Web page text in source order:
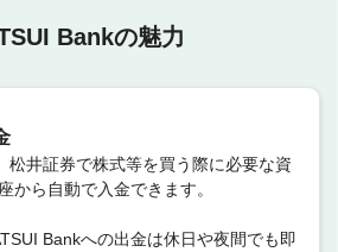
Bankの魅力
松井証券で株式等を買う際に必要な資
から自動で入金できます。
Bankへの出金は休日や夜間でも即